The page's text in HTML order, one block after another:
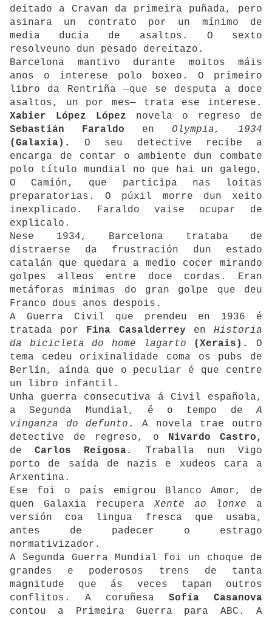
deitado a Cravan da primeira puñada, pero
asinara un contrato por un mínimo de
media ducia de asaltos. O sexto
resolveuno dun pesado dereitazo.
Barcelona mantivo durante moitos máis
anos o interese polo boxeo. O primeiro
libro da Rentriña —que se desputa a doce
asaltos, un por mes— trata ese interese.
Xabier López López novela o regreso de
Sebastián Faraldo en Olympia, 1934
(Galaxia).
O seu detective recibe a
encarga de contar o ambiente dun combate
polo título mundial no que hai un galego,
O Camión, que participa nas loitas
preparatorias. O púxil morre dun xeito
inexplicado. Faraldo vaise ocupar de
explicalo.
Nese 1934, Barcelona trataba de
distraerse da frustración dun estado
catalán que quedara a medio cocer mirando
golpes alleos entre doce cordas. Eran
metáforas mínimas do gran golpe que deu
Franco dous anos despois.
A Guerra Civil que prendeu en 1936 é
tratada por Fina Casalderrey enHistoria
da bicicleta do home lagarto
(Xerais).
O
tema cedeu orixinalidade coma os pubs de
Berlín, aínda que o peculiar é que centre
un libro infantil.
Unha guerra consecutiva á Civil española,
a Segunda Mundial, é o tempo deA
vinganza do defunto . A novela trae outro
detective de regreso, o Nivardo Castro,
de Carlos Reigosa.
Traballa nun Vigo
porto de saída de nazis e xudeos cara a
Arxentina.
Ese foi o país emigrou Blanco Amor, de
quen Galaxia recuperaXente ao lonxe a
versión coa lingua fresca que usaba,
antes de padecer o estrago
normativizador.
A Segunda Guerra Mundial foi un choque de
grandes e poderosos trens de tanta
magnitude que ás veces tapan outros
conflitos. A coruñesa Sofía Casanova
contou a Primeira Guerra para ABC. A